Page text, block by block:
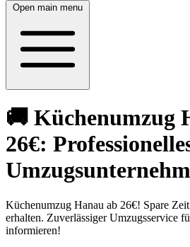
Open main menu
🚚 Küchenumzug
26€:
Küchenumzug Hanau ab 26€! Spare
erhalten. Zuverlässiger Umzugsservice
informieren!